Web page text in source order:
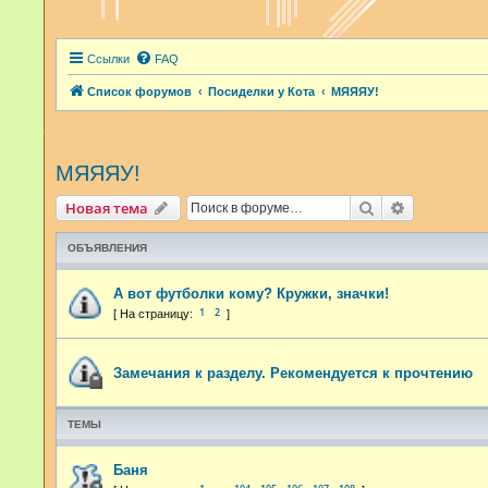
Ссылки FAQ
Список форумов Посиделки у Кота МЯЯЯУ!
МЯЯЯУ!
Новая тема Поиск
ОБЪЯВЛЕНИЯ
А вот футболки кому? Кружки, значки!
1 2
Замечания к разделу. Рекомендуется к прочтению
ТЕМЫ
Баня